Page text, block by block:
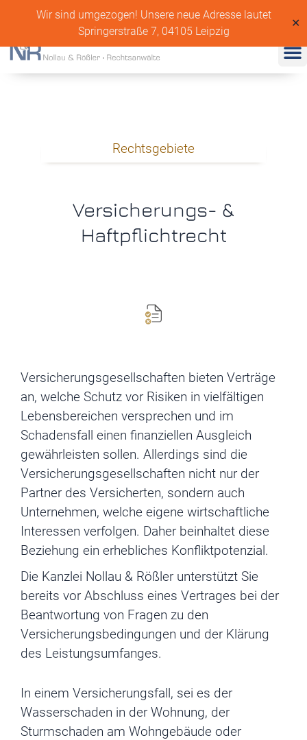
Wir sind umgezogen! Unsere neue Adresse lautet
Springerstraße 7, 04105 Leipzig
✕
Rechtsgebiete
Versicherungs- &
Haftpflichtrecht
Versicherungsgesellschaften bieten Verträge
an, welche Schutz vor Risiken in vielfältigen
Lebensbereichen versprechen und im
Schadensfall einen finanziellen Ausgleich
gewährleisten sollen. Allerdings sind die
Versicherungsgesellschaften nicht nur der
Partner des Versicherten, sondern auch
Unternehmen, welche eigene wirtschaftliche
Interessen verfolgen. Daher beinhaltet diese
Beziehung ein erhebliches Konfliktpotenzial.
Die Kanzlei Nollau & Rößler unterstützt Sie
bereits vor Abschluss eines Vertrages bei der
Beantwortung von Fragen zu den
Versicherungsbedingungen und der Klärung
des Leistungsumfanges.
In einem Versicherungsfall, sei es der
Wasserschaden in der Wohnung, der
Sturmschaden am Wohngebäude oder